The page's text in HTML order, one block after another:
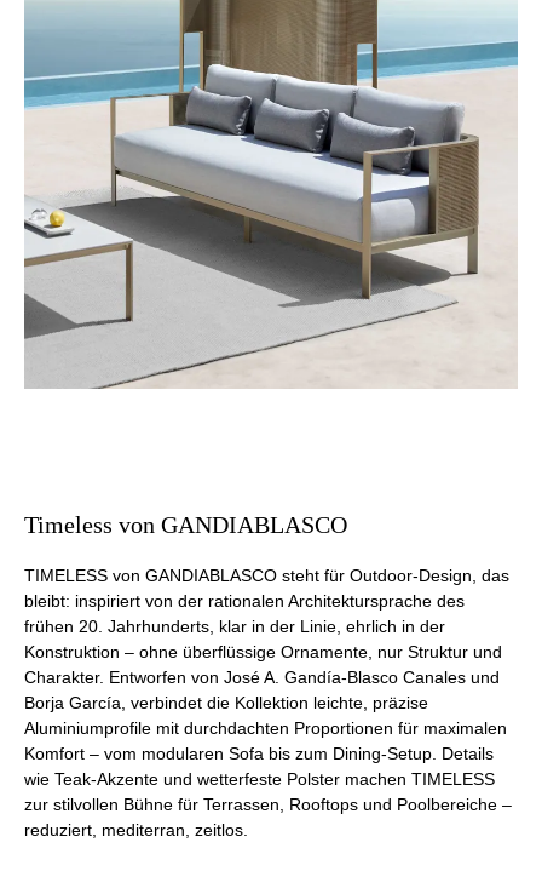
Timeless von GANDIABLASCO
TIMELESS von GANDIABLASCO steht für Outdoor-Design, das
bleibt: inspiriert von der rationalen Architektursprache des
frühen 20. Jahrhunderts, klar in der Linie, ehrlich in der
Konstruktion – ohne überflüssige Ornamente, nur Struktur und
Charakter. Entworfen von José A. Gandía-Blasco Canales und
Borja García, verbindet die Kollektion leichte, präzise
Aluminiumprofile mit durchdachten Proportionen für maximalen
Komfort – vom modularen Sofa bis zum Dining-Setup. Details
wie Teak-Akzente und wetterfeste Polster machen TIMELESS
zur stilvollen Bühne für Terrassen, Rooftops und Poolbereiche –
reduziert, mediterran, zeitlos.